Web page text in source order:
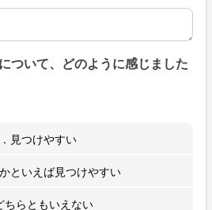
具体的な理由があればご記入くだ
ついて、どのように感じました
見つけやすい
といえば見つけやすい
ちらともいえない